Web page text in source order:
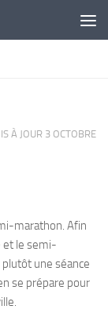
À JOUR 3 OCTOBRE
marathon. Afin
et le semi-
une séance
se prépare pour